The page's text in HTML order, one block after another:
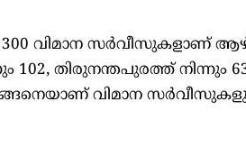
300 വിമാന സർവീസുകളാണ്
തിരുനന്തപുരത്ത് നിന്നും
വിമാന